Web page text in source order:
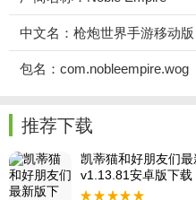
中文名：枪炮世界手游移动版
包名：com.nobleempire.wog
推荐下载
凯蒂猫和好朋友们
v1.13.81安卓版下载